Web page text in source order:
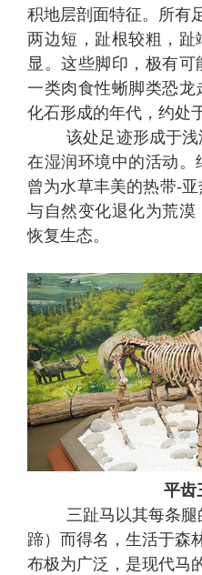
积地层剖面特征。所有
两边短，趾根较粗，趾
显。这些脚印，极有可
一类肉食性蜥脚类恐龙
化石形成的年代，约处
该处足迹形成于
在湿润环境中的活动
曾为水草丰美的热带-亚
与自然变化退化为荒
恢复生态。
平齿
三趾马以其每条
蹄）而得名，生活于森
布极为广泛，是现代马